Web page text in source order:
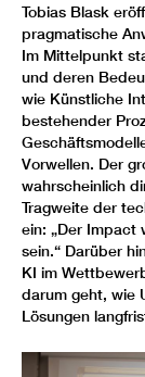
Tobias Blask
pragmatische
Im Mittelpunkt
und deren
wie Künstliche
bestehender
Vorwellen. Der
wahrscheinlich
Tragweite der
ein: „Der Impact
sein.“ Darüber
KI im
darum geht, wie
Lösungen